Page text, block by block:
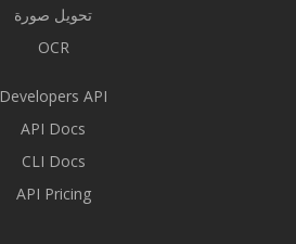
تحويل صورة
OCR
Developers API
API Docs
CLI Docs
API Pricing